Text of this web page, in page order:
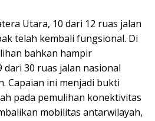
Utara, 10 dari 12 ruas jalan
telah kembali fungsional. Di
bahkan hampir
30 ruas jalan nasional
Capaian ini menjadi bukti
pada pemulihan konektivitas
mobilitas antarwilayah,